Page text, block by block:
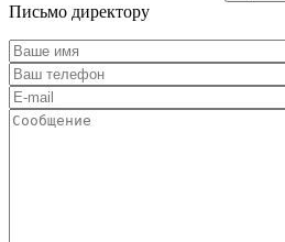
Письмо директору